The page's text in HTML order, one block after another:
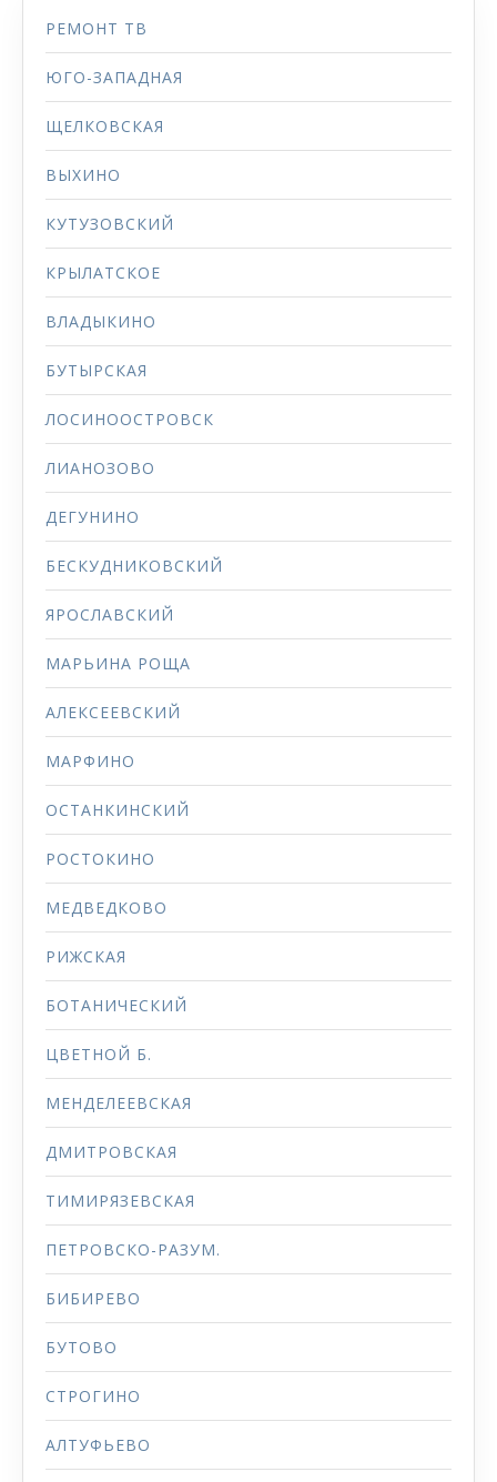
РЕМОНТ ТВ
ЮГО-ЗАПАДНАЯ
ЩЕЛКОВСКАЯ
ВЫХИНО
КУТУЗОВСКИЙ
КРЫЛАТСКОЕ
ВЛАДЫКИНО
БУТЫРСКАЯ
ЛОСИНООСТРОВСК
ЛИАНОЗОВО
ДЕГУНИНО
БЕСКУДНИКОВСКИЙ
ЯРОСЛАВСКИЙ
МАРЬИНА РОЩА
АЛЕКСЕЕВСКИЙ
МАРФИНО
ОСТАНКИНСКИЙ
РОСТОКИНО
МЕДВЕДКОВО
РИЖСКАЯ
БОТАНИЧЕСКИЙ
ЦВЕТНОЙ Б.
МЕНДЕЛЕЕВСКАЯ
ДМИТРОВСКАЯ
ТИМИРЯЗЕВСКАЯ
ПЕТРОВСКО-РАЗУМ.
БИБИРЕВО
БУТОВО
СТРОГИНО
АЛТУФЬЕВО